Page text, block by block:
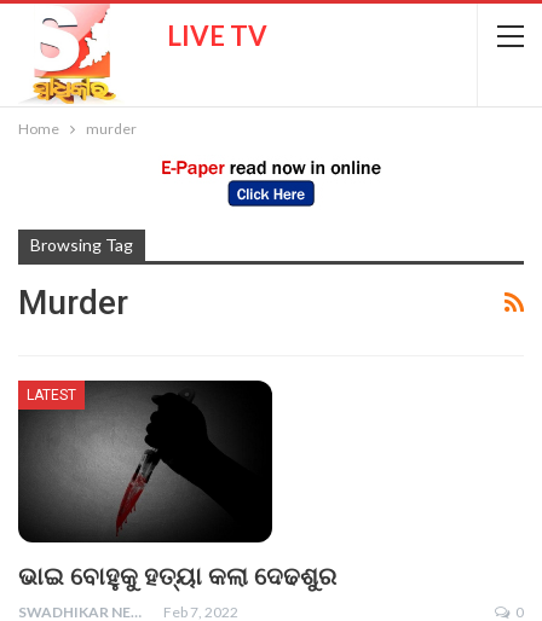
LIVE TV
Home murder
Browsing Tag
Murder
LATEST
ଭାଇ ବୋହୁକୁ ହତ୍ୟା କଲା ଦେଢଶୁର
SWADHIKAR NEWS Feb 7, 2022 0